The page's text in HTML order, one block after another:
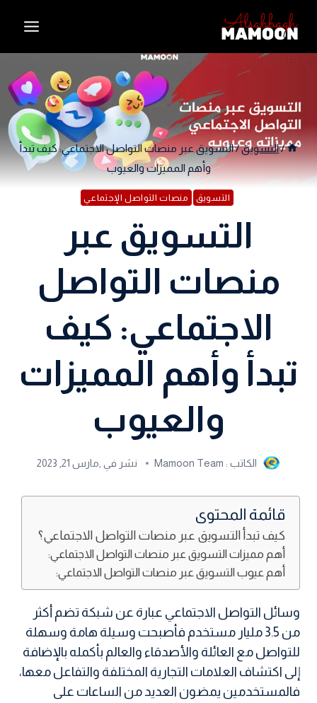
/التسويق/التسويق عبر منصات التواصل الاجتماعي: كيف تبدأ
وأهم المميزات والعيوب
التسويق منصات التواصل الإجتماعي
التسويق عبر
منصات التواصل
الاجتماعي: كيف
تبدأ وأهم المميزات
والعيوب
الكاتب : Mamoon Team نشر في ٫ مارس 21, 2023
قائمة المحتوى
كيف تبدأ التسويق عبر منصات التواصل الاجتماعي؟
أهم مميزات التسويق عبر منصات التواصل الاجتماعي:
أهم عيوب التسويق عبر منصات التواصل الاجتماعي:
وسائل التواصل الاجتماعي عبارة عن شبكة تضم أكثر
من 3.5 مليار مستخدم فأصبحت وسيلة هامة وسهلة
للتواصل مع العائلة والأصدقاء والعالم بأكمله بالإضافة
إلى اكتشاف العلامات التجارية المختلفة والتفاعل معها،
فالمستخدمين يمضون العديد من الساعات على